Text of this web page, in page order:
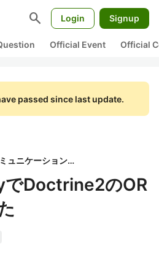
search Login Signup
Official Event Official
passed since last update.
株式会社カルテットコミュニケーションズ
でDoctrine2のOR